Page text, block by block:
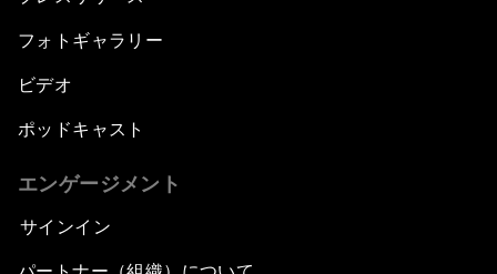
フォトギャラリー
ビデオ
ポッドキャスト
エンゲージメント
サインイン